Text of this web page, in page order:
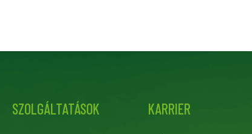
SZOLGÁLTATÁSOK KARRIER